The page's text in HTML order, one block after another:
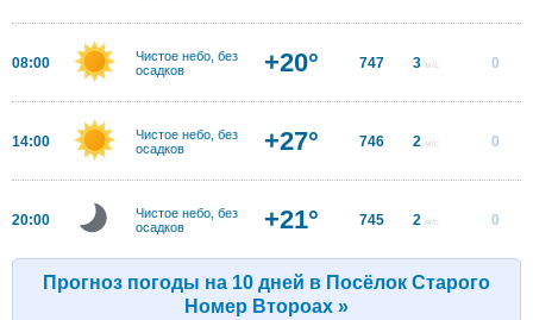
08:00
Чистое небо, без
осадков
+20° 747 3 м/с 0
14:00
Чистое небо, без
осадков
+27° 746 2 м/с 0
20:00
Чистое небо, без
осадков
+21° 745 2 м/с 0
Прогноз погоды на 10 дней в Посëлок Старого
Номер Второах »